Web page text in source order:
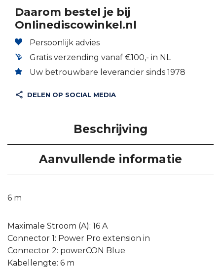
Daarom bestel je bij
Onlinediscowinkel.nl
Persoonlijk advies
Gratis verzending vanaf €100,- in NL
Uw betrouwbare leverancier sinds 1978
DELEN OP SOCIAL MEDIA
Beschrijving
Aanvullende informatie
6 m
Maximale Stroom (A): 16 A
Connector 1: Power Pro extension in
Connector 2: powerCON Blue
Kabellengte: 6 m